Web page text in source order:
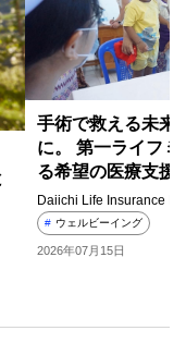
手術で救える未来
に。 第一ライフ
る希望の医療支援
Daiichi Life Insurance
# ウェルビーイング
2026年07月15日